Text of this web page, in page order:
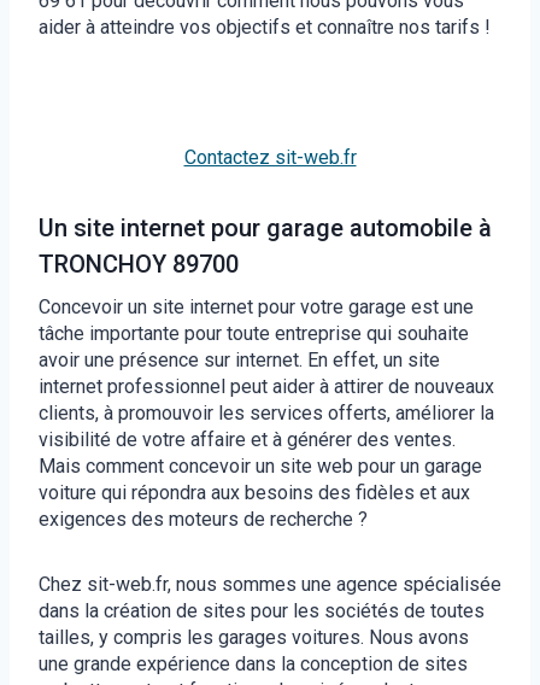
aider à atteindre vos objectifs et connaître nos tarifs !
Contactez sit-web.fr
Un site internet pour garage automobile à
TRONCHOY 89700
Concevoir un site internet pour votre garage est une
tâche importante pour toute entreprise qui souhaite
avoir une présence sur internet. En effet, un site
internet professionnel peut aider à attirer de nouveaux
clients, à promouvoir les services offerts, améliorer la
visibilité de votre affaire et à générer des ventes.
Mais comment concevoir un site web pour un garage
voiture qui répondra aux besoins des fidèles et aux
exigences des moteurs de recherche ?
Chez sit-web.fr, nous sommes une agence spécialisée
dans la création de sites pour les sociétés de toutes
tailles, y compris les garages voitures. Nous avons
une grande expérience dans la conception de sites